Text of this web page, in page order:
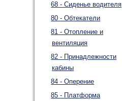
68 - Сиденье водителя
80 - Обтекатели
81 - Отопление и
вентиляция
82 - Принадлежности
кабины
84 - Оперение
85 - Платформа